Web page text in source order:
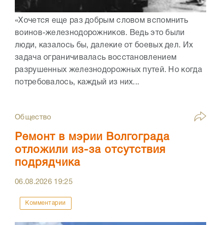
«Хочется еще раз добрым словом вспомнить
воинов-железнодорожников. Ведь это были
люди, казалось бы, далекие от боевых дел. Их
задача ограничивалась восстановлением
разрушенных железнодорожных путей. Но когда
потребовалось, каждый из них...
Общество
Ремонт в мэрии Волгограда
отложили из-за отсутствия
подрядчика
06.08.2026 19:25
Комментарии